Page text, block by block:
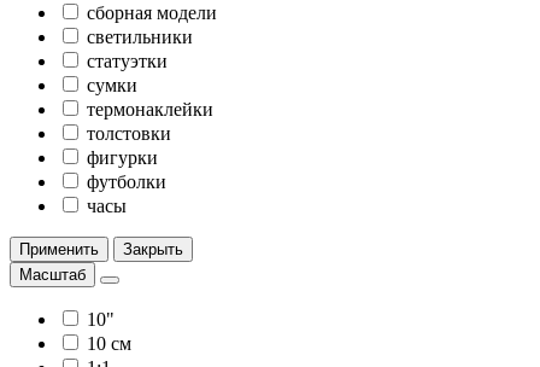
сборная модели
светильники
статуэтки
сумки
термонаклейки
толстовки
фигурки
футболки
часы
Применить
Закрыть
Масштаб
10"
10 см